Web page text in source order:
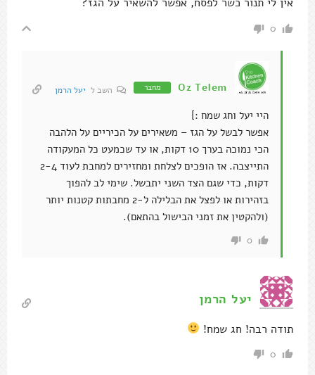
0
Oz Telem מחבר השב ל יעל הרמן
היי יעל וחג שמח :]
אפשר לבשל על הגז – משאירים על הכיריים על הלהבה
הכי נמוכה בערך 10 דקות, או עד שכמעט כל המעקודה
התייצבה. אז הופכים לצלחת ומחזירים למחבת לעוד 2-4
דקות, כדי שגם הצד השני יתבשל. שימי לב להפוך
בזהירות או לפצל את הבלילה ל-2 מחבתות קטנות יותר
(ולהקטין את זמני הבישול בהתאם).
0
יעל הרמן
תודה רבה! חג שמח!
0